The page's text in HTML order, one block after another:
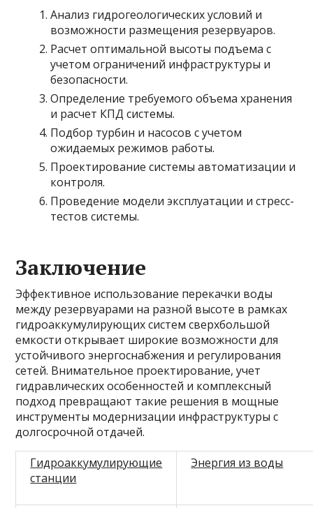
Анализ гидрогеологических условий и
возможности размещения резервуаров.
Расчет оптимальной высоты подъема с
учетом ограничений инфраструктуры и
безопасности.
Определение требуемого объема хранения
и расчет КПД системы.
Подбор турбин и насосов с учетом
ожидаемых режимов работы.
Проектирование системы автоматизации и
контроля.
Проведение модели эксплуатации и стресс-
тестов системы.
Заключение
Эффективное использование перекачки воды
между резервуарами на разной высоте в рамках
гидроаккумулирующих систем сверхбольшой
емкости открывает широкие возможности для
устойчивого энергоснабжения и регулирования
сетей. Внимательное проектирование, учет
гидравлических особенностей и комплексный
подход превращают такие решения в мощные
инструменты модернизации инфраструктуры с
долгосрочной отдачей.
Гидроаккумулирующие
станции
Энергия из воды